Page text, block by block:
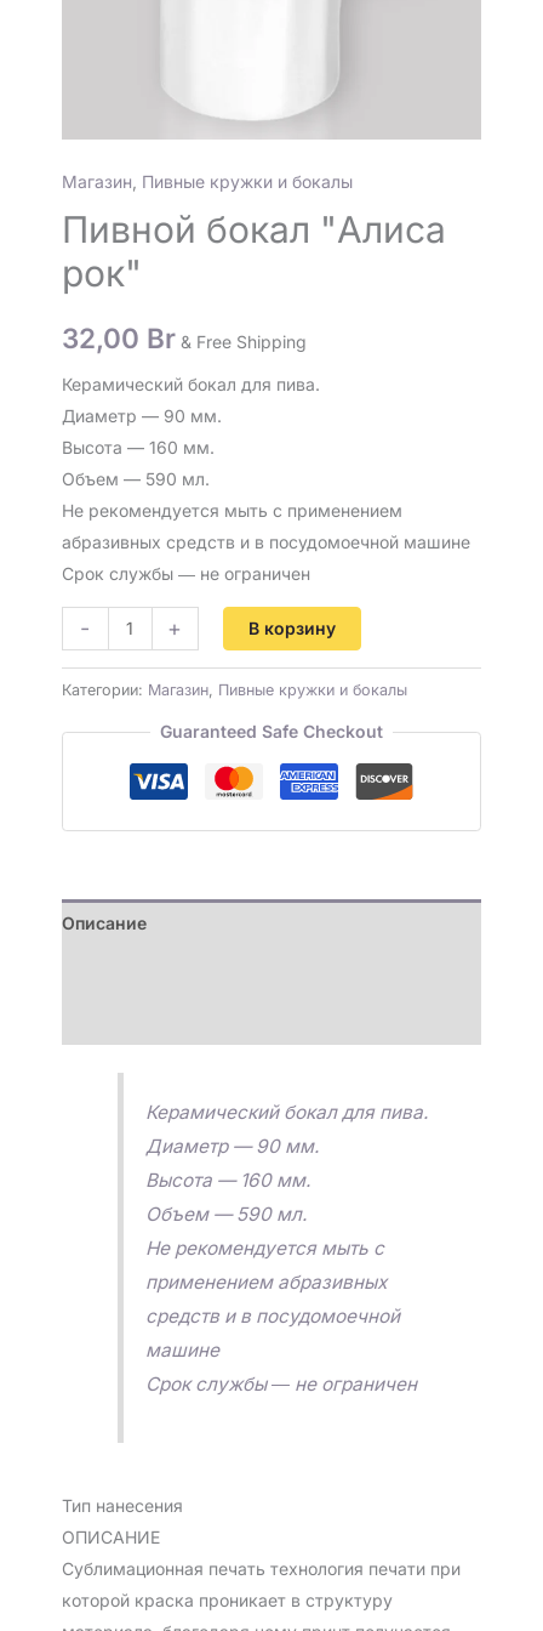
Магазин Пивные кружки и бокалы
Пивной бокал "Алиса
рок"
32,00 Br & Free Shipping
Керамический бокал для пива.
Диаметр — 90 мм.
Высота — 160 мм.
Объем — 590 мл.
Не рекомендуется мыть с применением
абразивных средств и в посудомоечной машине
Срок службы ― не ограничен
- + В корзину
Категории: Магазин, Пивные кружки и бокалы
Guaranteed Safe Checkout
Описание
Керамический бокал для пива.
Диаметр — 90 мм.
Высота — 160 мм.
Объем — 590 мл.
Не рекомендуется мыть с
применением абразивных
средств и в посудомоечной
машине
Срок службы ― не ограничен
Тип нанесения
ОПИСАНИЕ
Сублимационная печать технология печати при
которой краска проникает в структуру